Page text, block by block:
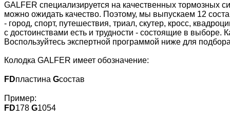
GALFER специализируется на качественных тормозных
можно ожидать качество. Поэтому, мы выпускаем 12
- город, спорт, путешествия, триал, скутер, кросс,
с достоинствами есть и трудности - состоящие в выборе.
Воспользуйтесь экспертной программой ниже для
Колодка GALFER имеет обозначение:
FDпластина Gсостав
Пример:
FD178 G1054